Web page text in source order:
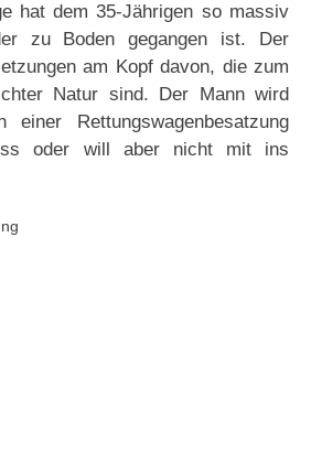
hat dem 35-Jährigen so massiv
zu Boden gegangen ist. Der
am Kopf davon, die zum
Natur sind. Der Mann wird
Rettungswagenbesatzung
oder will aber nicht mit ins